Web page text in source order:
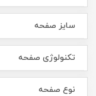
سایز صفحه
تکنولوژی صفحه
نوع صفحه